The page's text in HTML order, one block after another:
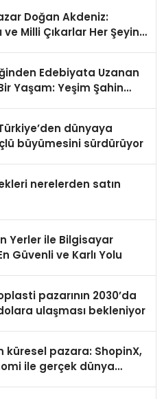
Doğan Akdeniz:
ve Milli Çıkarlar Her Şeyin
Edebiyata Uzanan
Yaşam: Yeşim Şahin
dünyaya
büyümesini sürdürüyor
nerelerden satın
Yerler ile Bilgisayar
Güvenli ve Karlı Yolu
pazarının 2030’da
ulaşması bekleniyor
küresel pazara: ShopinX,
ile gerçek dünya